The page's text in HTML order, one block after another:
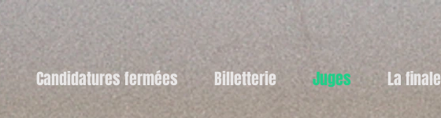
Candidatures fermées Billetterie Juges La finale